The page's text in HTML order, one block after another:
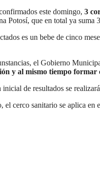
este domingo, 3
Potosí, que en total ya suma
es un bebe de cinco
el Gobierno
y al mismo tiempo formar
de resultados se
el cerco sanitario se aplica